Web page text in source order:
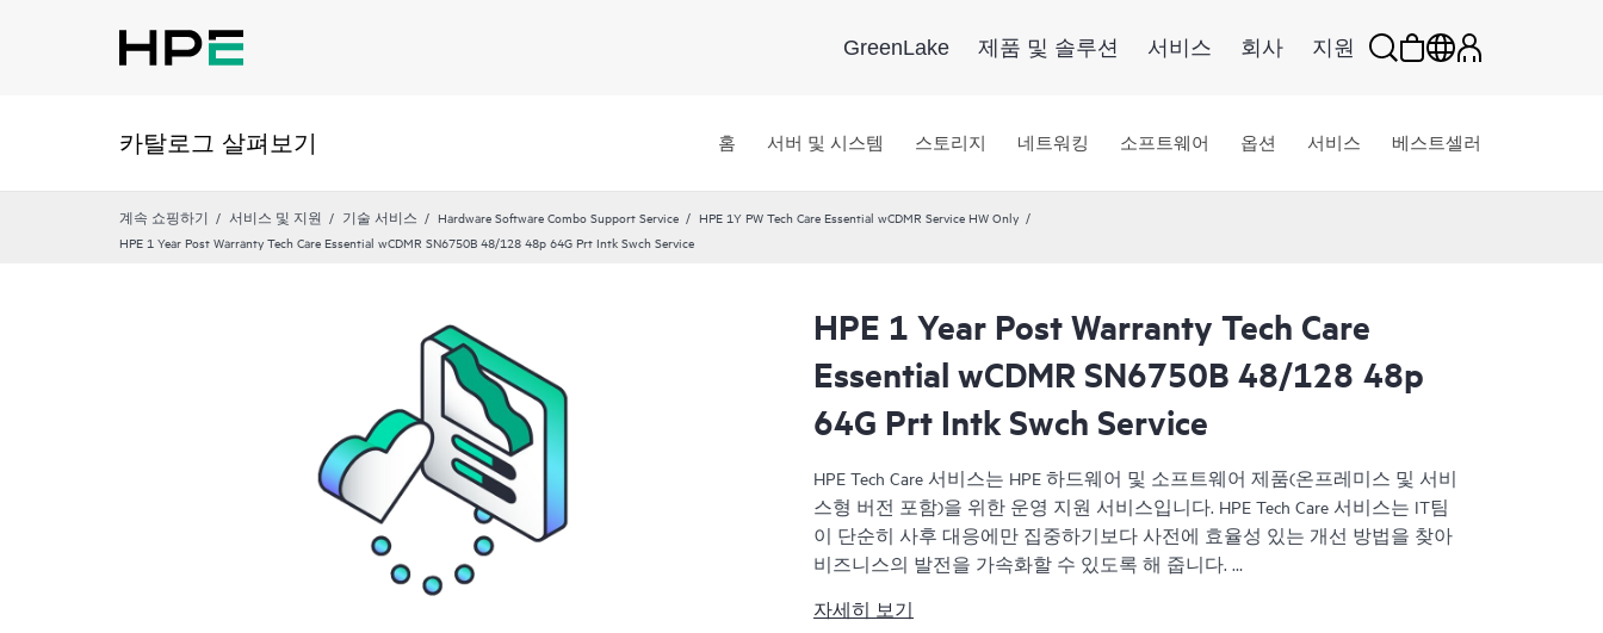
GreenLake 제품 및 솔루션 서비스 회사 지원
카탈로그 살펴보기 홈 서버 및 시스템 스토리지 네트워킹 소프트웨어 옵션 서비스 베스트셀러
계속 쇼핑하기 서비스 및 지원 기술 서비스 Hardware Software Combo Support Service
HPE 1Y PW Tech Care Essential wCDMR Service HW Only
HPE 1 Year Post Warranty Tech Care Essential wCDMR SN6750B 48/128 48p 64G Prt Intk Swch Service
HPE 1 Year Post Warranty Tech Care
Essential wCDMR SN6750B 48/128 48p
64G Prt Intk Swch Service
HPE Tech Care 서비스는 HPE 하드웨어 및 소프트웨어 제품(온프레미스 및 서비
스형 버전 포함)을 위한 운영 지원 서비스입니다. HPE Tech Care 서비스는 IT팀
이 단순히 사후 대응에만 집중하기보다 사전에 효율성 있는 개선 방법을 찾아
비즈니스의 발전을 가속화할 수 있도록 해 줍니다.
HPE Tech Care 서비스는 고객이 위험을 줄이는 것뿐만 아니라 업무 효율을 높
자세히 보기